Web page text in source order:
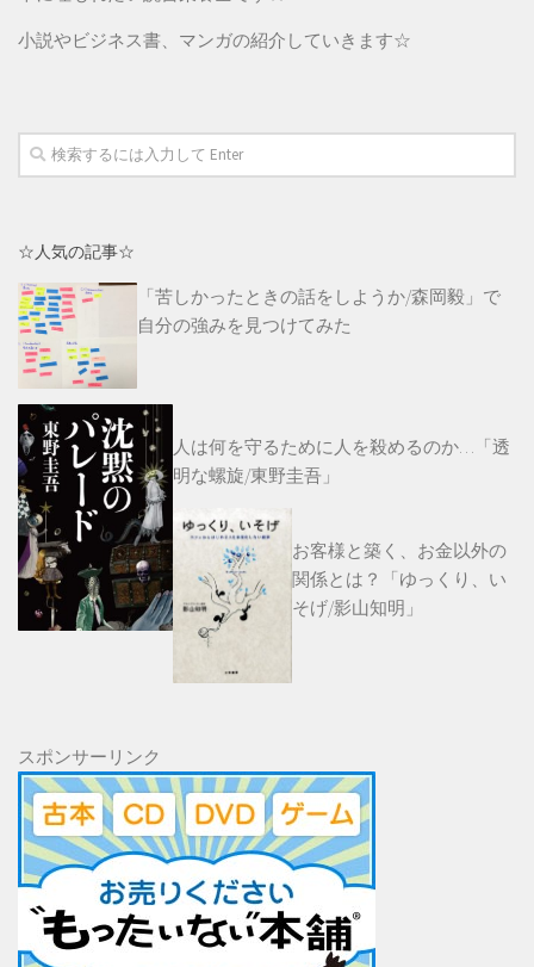
小説やビジネス書、マンガの紹介していきます☆
☆人気の記事☆
「苦しかったときの話をしようか/森岡毅」で
自分の強みを見つけてみた
人は何を守るために人を殺めるのか…「透
明な螺旋/東野圭吾」
お客様と築く、お金以外の
関係とは？「ゆっくり、い
そげ/影山知明」
スポンサーリンク